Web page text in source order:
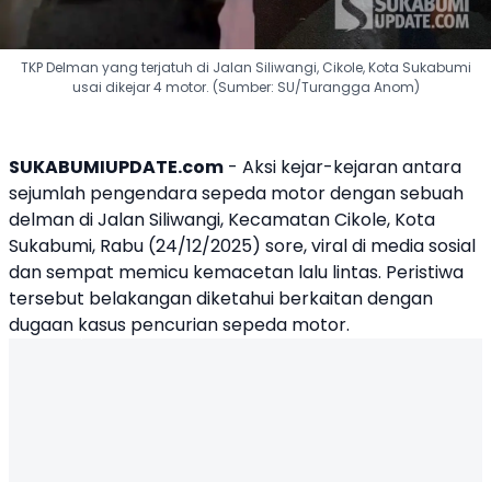
TKP Delman yang terjatuh di Jalan Siliwangi, Cikole, Kota Sukabumi
usai dikejar 4 motor. (Sumber: SU/Turangga Anom)
SUKABUMIUPDATE.com - Aksi kejar-kejaran antara
sejumlah pengendara sepeda motor dengan sebuah
delman di Jalan Siliwangi, Kecamatan Cikole, Kota
Sukabumi, Rabu (24/12/2025) sore, viral di media sosial
dan sempat memicu kemacetan lalu lintas. Peristiwa
tersebut belakangan diketahui berkaitan dengan
dugaan kasus pencurian sepeda motor.